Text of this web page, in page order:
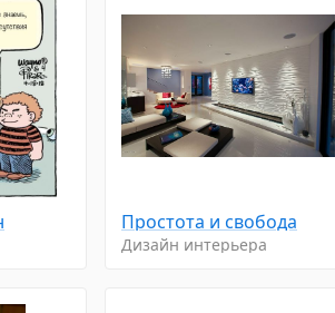
Простота и свобода
Дизайн интерьера